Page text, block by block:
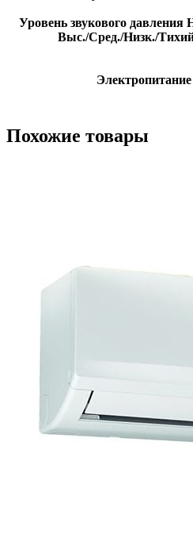
Уровень звукового давления
Выс./Сред./Низк./
Электропитание
Похожие товары